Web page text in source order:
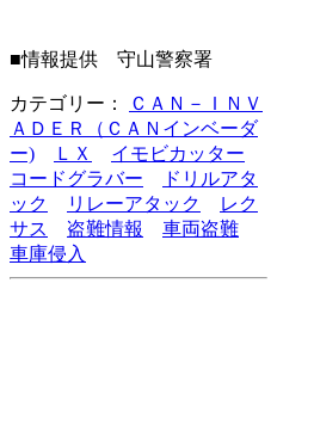
■情報提供 守山警察署
カテゴリー：
ＣＡＮ－ＩＮＶ
ＡＤＥＲ（ＣＡＮインベーダ
ー)
ＬＸ
イモビカッター
コードグラバー
ドリルアタ
ック
リレーアタック
レク
サス
盗難情報
車両盗難
車庫侵入